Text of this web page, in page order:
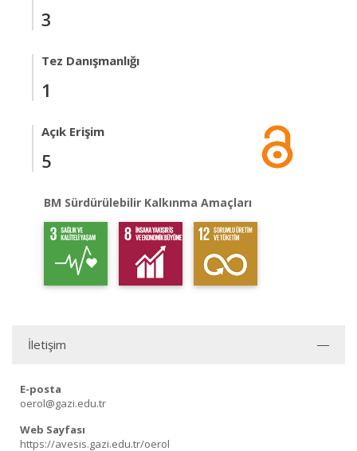
3
Tez Danışmanlığı
1
Açık Erişim
5
BM Sürdürülebilir Kalkınma Amaçları
İletişim
E-posta
oerol@gazi.edu.tr
Web Sayfası
https://avesis.gazi.edu.tr/oerol